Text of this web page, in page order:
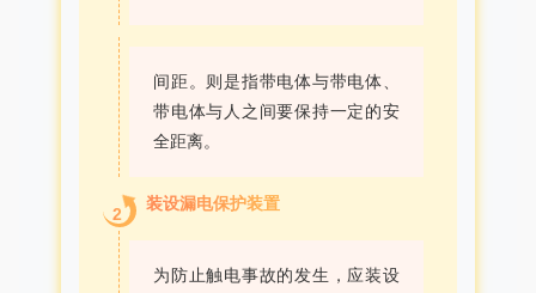
间距。则是指带电体与带电体、
带电体与人之间要保持一定的安
全距离。
2
装设漏电保护装置
为防止触电事故的发生，应装设